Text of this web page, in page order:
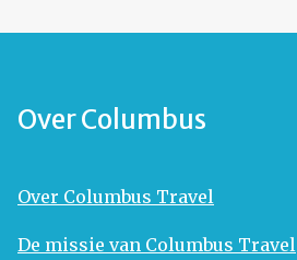
Over Columbus
Over Columbus Travel
De missie van Columbus Travel